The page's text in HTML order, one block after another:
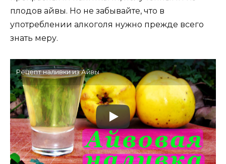
плодов айвы. Но не забывайте, что в
употреблении алкоголя нужно прежде всего
знать меру.
Рецепт наливки из Айвы